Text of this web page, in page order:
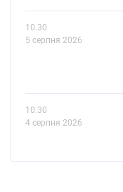
10.30
5 серпня 2026
10.30
4 серпня 2026